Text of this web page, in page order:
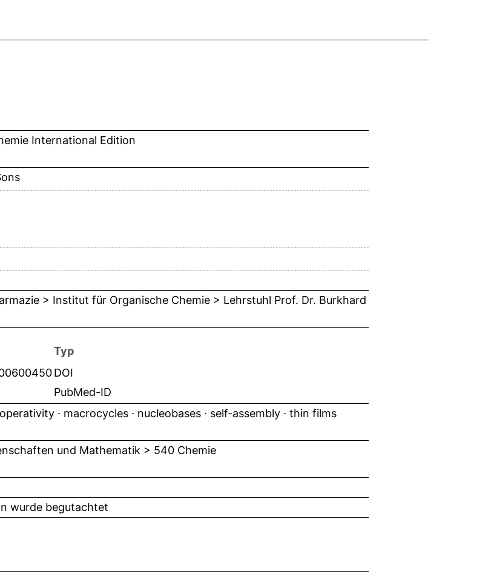
International Edition
> Institut für Organische Chemie > Lehrstuhl Prof. Dr. Burkhard
Typ
DOI
PubMed-ID
· macrocycles · nucleobases · self-assembly · thin films
und Mathematik > 540 Chemie
wurde begutachtet